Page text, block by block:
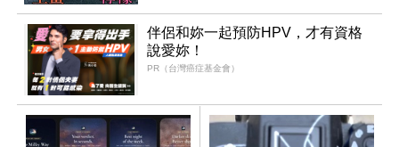
伴侶和妳一起預防HPV，才有資格
說愛妳！
PR（台灣癌症基金會）